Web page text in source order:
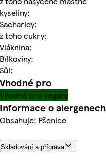
kyseliny:
Sacharidy:
z toho cukry:
Vláknina:
Bílkoviny:
Sůl:
Vhodné pro
Vhodné pro vegany
Informace o alergenech
Obsahuje: Pšenice
Skladování a příprava